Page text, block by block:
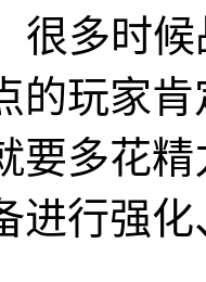
很多时
的玩家
要多花
进行强